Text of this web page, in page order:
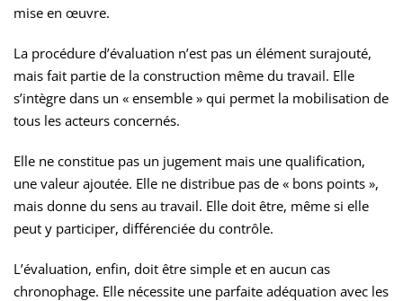
mise en œuvre.
La procédure d’évaluation n’est pas un élément surajouté,
mais fait partie de la construction même du travail. Elle
s’intègre dans un « ensemble » qui permet la mobilisation de
tous les acteurs concernés.
Elle ne constitue pas un jugement mais une qualification,
une valeur ajoutée. Elle ne distribue pas de « bons points »,
mais donne du sens au travail. Elle doit être, même si elle
peut y participer, différenciée du contrôle.
L’évaluation, enfin, doit être simple et en aucun cas
chronophage. Elle nécessite une parfaite adéquation avec les